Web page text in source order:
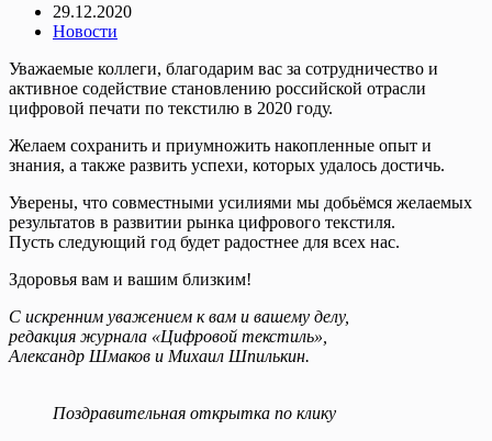
29.12.2020
Новости
Уважаемые коллеги, благодарим вас за сотрудничество и
активное содействие становлению российской отрасли
цифровой печати по текстилю в 2020 году.
Желаем сохранить и приумножить накопленные опыт и
знания, а также развить успехи, которых удалось достичь.
Уверены, что совместными усилиями мы добьёмся желаемых
результатов в развитии рынка цифрового текстиля.
Пусть следующий год будет радостнее для всех нас.
Здоровья вам и вашим близким!
С искренним уважением к вам и вашему делу,
редакция журнала «Цифровой текстиль»,
Александр Шмаков и Михаил Шпилькин.
Поздравительная открытка по клику